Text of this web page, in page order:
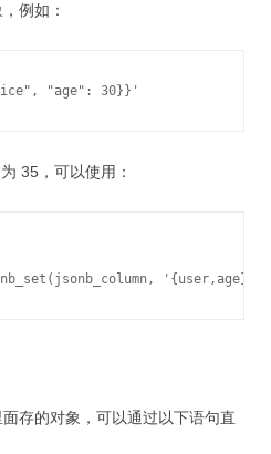
例如：
35，可以使用：
存的对象，可以通过以下语句直